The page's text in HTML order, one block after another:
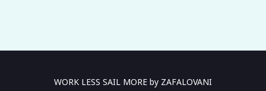
WORK LESS SAIL MORE by ZAFALOVANI